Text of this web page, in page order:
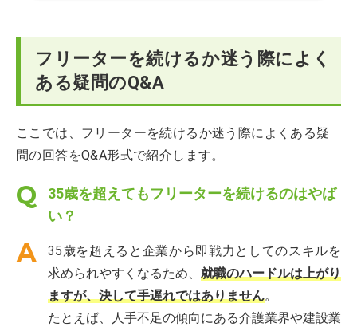
フリーターを続けるか迷う際によく
ある疑問のQ&A
ここでは、フリーターを続けるか迷う際によくある疑
問の回答をQ&A形式で紹介します。
35歳を超えてもフリーターを続けるのはやば
い？
35歳を超えると企業から即戦力としてのスキルを
求められやすくなるため、 就職のハードルは上がり
ますが、決して手遅れではありません。
たとえば、人手不足の傾向にある介護業界や建設業